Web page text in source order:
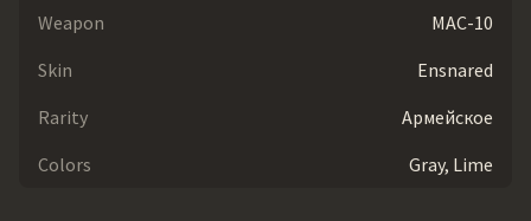
Weapon
MAC-10
Skin
Ensnared
Rarity
Армейское
Colors
Gray, Lime